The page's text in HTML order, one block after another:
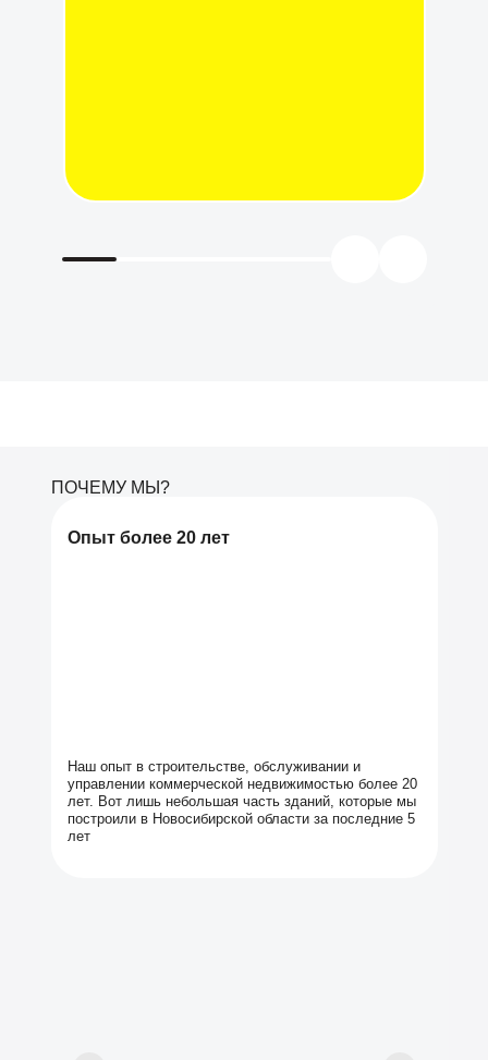
ПОЧЕМУ МЫ?
Опыт более 20 лет
Наш опыт в строительстве, обслуживании и
управлении коммерческой недвижимостью более 20
лет. Вот лишь небольшая часть зданий, которые мы
построили в Новосибирской области за последние 5
лет